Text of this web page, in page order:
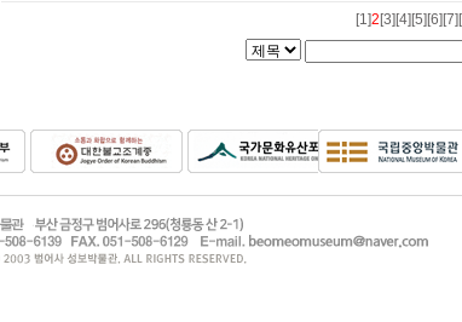
[1]2 [3] [4] [5] [6] [7]